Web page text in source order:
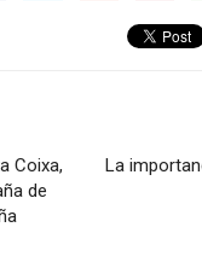
Coixa,
de
La